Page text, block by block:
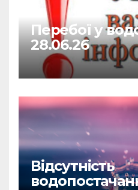
Перебої у
28.06.26
Відсутність